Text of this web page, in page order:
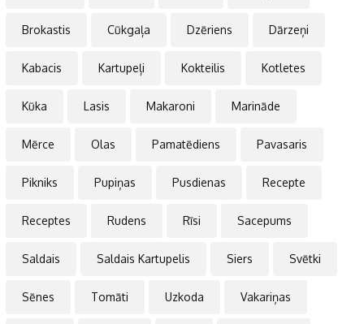
Brokastis Cūkgaļa Dzēriens Dārzeņi
Kabacis Kartupeļi Kokteilis Kotletes
Kūka Lasis Makaroni Marināde
Mērce Olas Pamatēdiens Pavasaris
Pikniks Pupiņas Pusdienas Recepte
Receptes Rudens Rīsi Sacepums
Saldais Saldais Kartupelis Siers Svētki
Sēnes Tomāti Uzkoda Vakariņas